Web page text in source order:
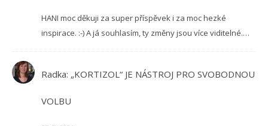
HANI moc děkuji za super příspěvek i za moc hezké
inspirace. :-) A já souhlasím, ty změny jsou více viditelné.…
Radka: „KORTIZOL“ JE NÁSTROJ PRO SVOBODNOU
VOLBU